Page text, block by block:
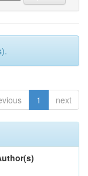
1 next